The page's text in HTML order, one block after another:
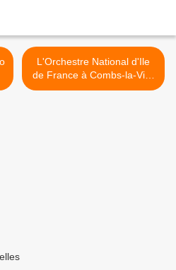
L'Orchestre National d'Ile
de France à Combs-la-Ville
(77) >